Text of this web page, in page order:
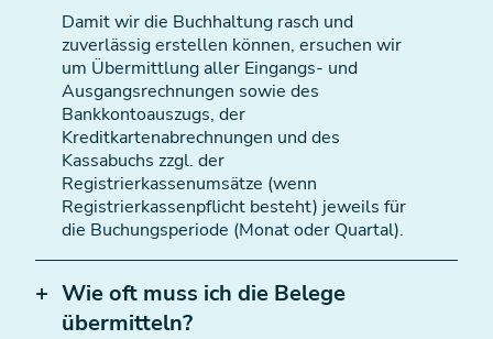
Damit wir die Buchhaltung rasch und
zuverlässig erstellen können, ersuchen wir
um Übermittlung aller Eingangs- und
Ausgangsrechnungen sowie des
Bankkontoauszugs, der
Kreditkartenabrechnungen und des
Kassabuchs zzgl. der
Registrierkassenumsätze (wenn
Registrierkassenpflicht besteht) jeweils für
die Buchungsperiode (Monat oder Quartal).
Wie oft muss ich die Belege
übermitteln?